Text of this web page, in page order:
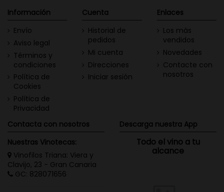
Información
Envío
Aviso legal
Términos y
condiciones
Política de
Cookies
Política de
Privacidad
Cuenta
Historial de
pedidos
Mi cuenta
Direcciones
Iniciar sesión
Enlaces
Los más
vendidos
Novedades
Contacte con
nosotros
Contacta con nosotros
Nuestras Vinotecas:
Vinofilos Triana: Viera y
Clavijo, 23 - Gran Canaria
GC: 828071656
Descarga nuestra App
Todo el vino a tu
alcance